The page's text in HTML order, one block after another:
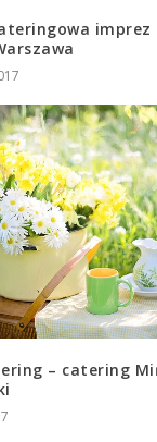
– catering